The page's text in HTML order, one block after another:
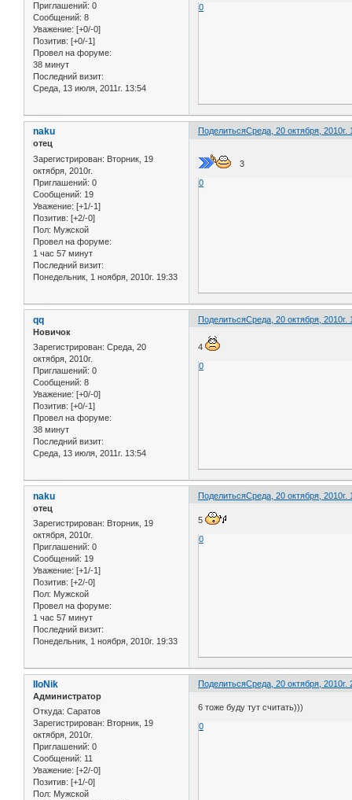
Приглашений: 0
Сообщений: 8
Уважение: [+0/-0]
Позитив: [+0/-1]
Провел на форуме:
38 минут
Последний визит:
Среда, 13 июля, 2011г. 13:54
0
ПоделитьсяСреда, 20 октября, 2010г.
naku
отец
Зарегистрирован: Вторник, 19
октября, 2010г.
Приглашений: 0
Сообщений: 19
Уважение: [+1/-1]
Позитив: [+2/-0]
Пол: Мужской
Провел на форуме:
1 час 57 минут
Последний визит:
Понедельник, 1 ноября, 2010г. 19:33
3
0
ПоделитьсяСреда, 20 октября, 2010г.
qq
Новичок
Зарегистрирован: Среда, 20
октября, 2010г.
Приглашений: 0
Сообщений: 8
Уважение: [+0/-0]
Позитив: [+0/-1]
Провел на форуме:
38 минут
Последний визит:
Среда, 13 июля, 2011г. 13:54
4
0
ПоделитьсяСреда, 20 октября, 2010г.
naku
отец
Зарегистрирован: Вторник, 19
октября, 2010г.
Приглашений: 0
Сообщений: 19
Уважение: [+1/-1]
Позитив: [+2/-0]
Пол: Мужской
Провел на форуме:
1 час 57 минут
Последний визит:
Понедельник, 1 ноября, 2010г. 19:33
5
0
ПоделитьсяСреда, 20 октября, 2010г.
IIoNik
Администратор
Откуда: Саратов
Зарегистрирован: Вторник, 19
октября, 2010г.
Приглашений: 0
Сообщений: 11
Уважение: [+2/-0]
Позитив: [+1/-0]
Пол: Мужской
6 тоже буду тут считать)))
0